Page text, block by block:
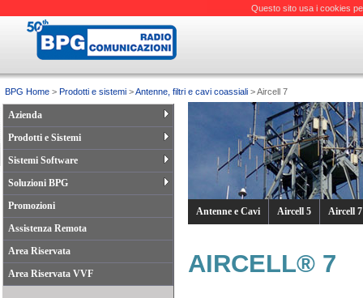
BPG Home > Prodotti e sistemi >Antenne, filtri e cavi coassiali > Aircell 7
Azienda
Prodotti e Sistemi
Sistemi Software
Soluzioni BPG
Promozioni
Assistenza Remota
Area Riservata
Area Riservata VVF
Antenne e Cavi Aircell 5 Aircell 7
AIRCELL® 7
Questo sito usa i cookies